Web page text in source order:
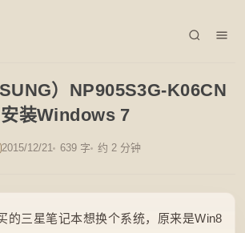
）NP905S3G-K06CN
安装Windows 7
2015/12/21 639 字 约 2 分钟
的三星笔记本想换个系统，原来是Win8